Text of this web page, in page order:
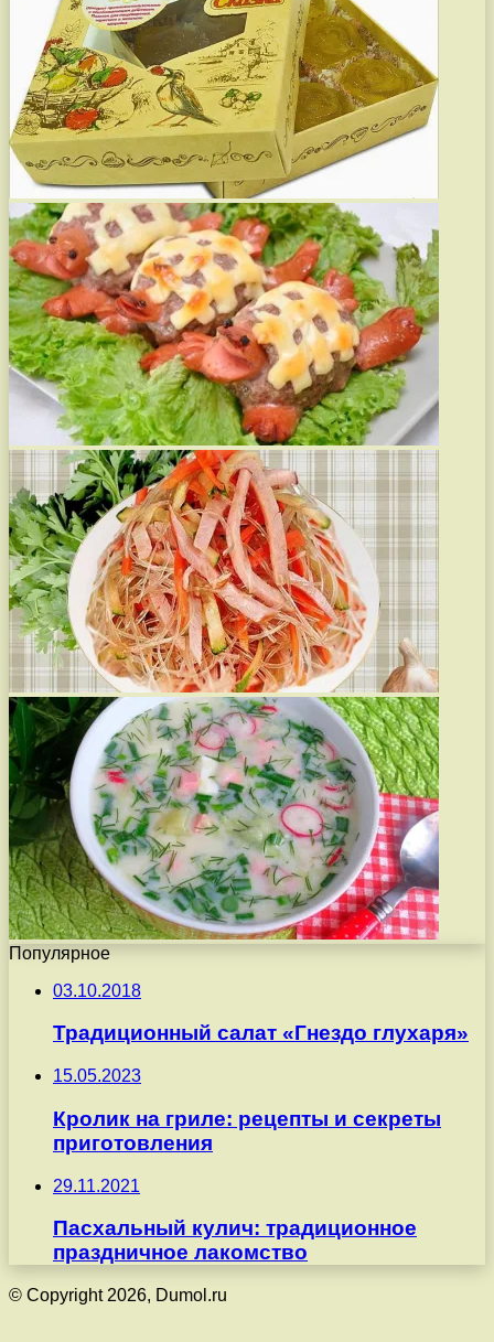
Популярное
03.10.2018
Традиционный салат «Гнездо глухаря»
15.05.2023
Кролик на гриле: рецепты и секреты
приготовления
29.11.2021
Пасхальный кулич: традиционное
праздничное лакомство
© Copyright 2026, Dumol.ru